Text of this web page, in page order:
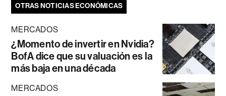
OTRAS NOTICIAS ECONÓMICAS
MERCADOS
¿Momento de invertir en Nvidia?
BofA dice que su valuación es la
más baja en una década
MERCADOS